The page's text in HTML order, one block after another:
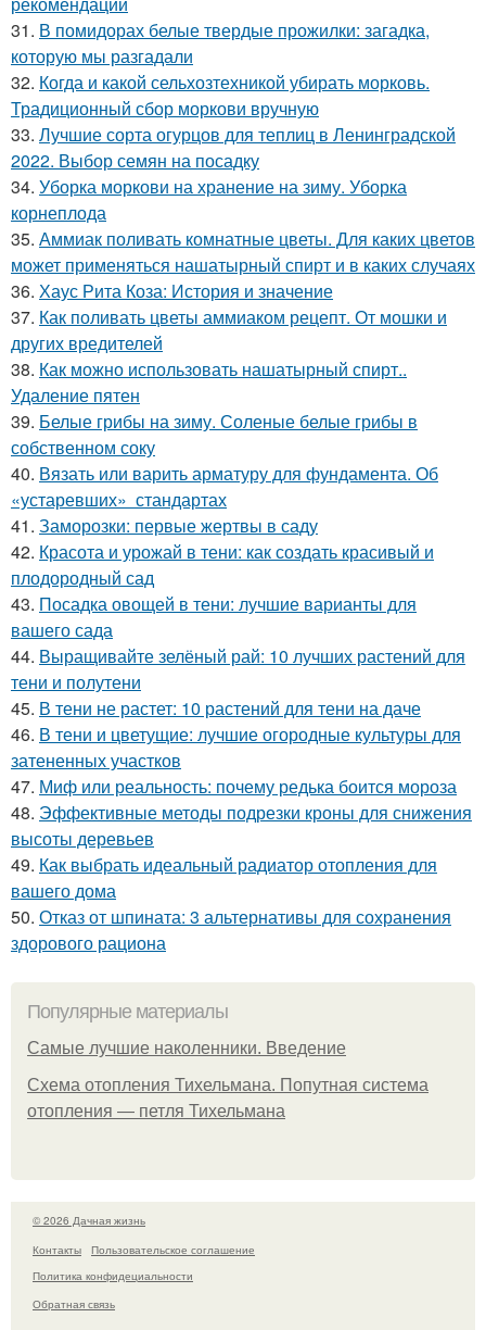
31. В помидорах белые твердые прожилки: загадка,
которую мы разгадали
32. Когда и какой сельхозтехникой убирать морковь.
Традиционный сбор моркови вручную
33. Лучшие сорта огурцов для теплиц в Ленинградской
2022. Выбор семян на посадку
34. Уборка моркови на хранение на зиму. Уборка
корнеплода
35. Аммиак поливать комнатные цветы. Для каких цветов
может применяться нашатырный спирт и в каких случаях
36. Хаус Рита Коза: История и значение
37. Как поливать цветы аммиаком рецепт. От мошки и
других вредителей
38. Как можно использовать нашатырный спирт..
Удаление пятен
39. Белые грибы на зиму. Соленые белые грибы в
собственном соку
40. Вязать или варить арматуру для фундамента. Об
«устаревших» стандартах
41. Заморозки: первые жертвы в саду
42. Красота и урожай в тени: как создать красивый и
плодородный сад
43. Посадка овощей в тени: лучшие варианты для
вашего сада
44. Выращивайте зелёный рай: 10 лучших растений для
тени и полутени
45. В тени не растет: 10 растений для тени на даче
46. В тени и цветущие: лучшие огородные культуры для
затененных участков
47. Миф или реальность: почему редька боится мороза
48. Эффективные методы подрезки кроны для снижения
высоты деревьев
49. Как выбрать идеальный радиатор отопления для
вашего дома
50. Отказ от шпината: 3 альтернативы для сохранения
здорового рациона
Популярные материалы
Самые лучшие наколенники. Введение
Схема отопления Тихельмана. Попутная система
отопления — петля Тихельмана
© 2026 Дачная жизнь
Контакты
Пользовательское соглашение
Политика конфидециальности
Обратная связь